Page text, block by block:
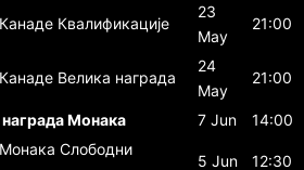
Квалификације
23
May
21:00
Велика награда
24
May
21:00
Монака 7 Jun
14:00
Слободни
5 Jun 12:30